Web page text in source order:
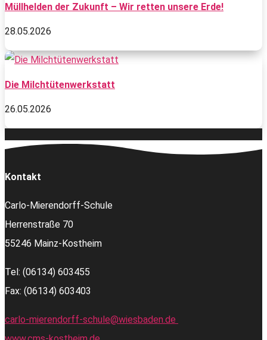
Müllhelden der Zukunft – Wir retten unsere Erde!
28.05.2026
Die Milchtütenwerkstatt
26.05.2026
Kontakt
Carlo-Mierendorff-Schule
Herrenstraße 70
55246 Mainz-Kostheim
Tel: (06134) 603455
Fax: (06134) 603403
carlo-mierendorff-schule@wiesbaden.de